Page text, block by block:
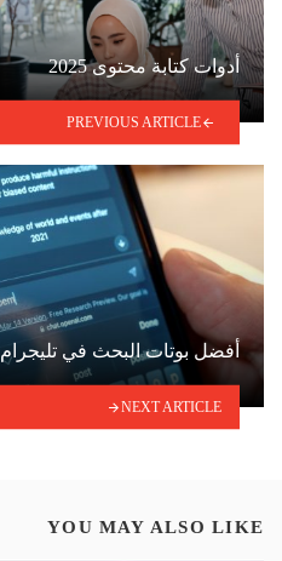
أدوات كتابة محتوى 2025
PREVIOUS ARTICLE
أفضل بوتات البحث في تليجرام 2026
NEXT ARTICLE
YOU MAY ALSO LIKE